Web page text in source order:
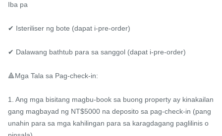
Iba pa
✔ Isteriliser ng bote (dapat i-pre-order)
✔ Dalawang bathtub para sa sanggol (dapat i-pre-order)
🔺Mga Tala sa Pag-check-in:
1. Ang mga bisitang magbu-book sa buong property ay kinakailan
gang magbayad ng NT$5000 na deposito sa pag-check-in (pang
unahin para sa mga kahilingan para sa karagdagang paglilinis o